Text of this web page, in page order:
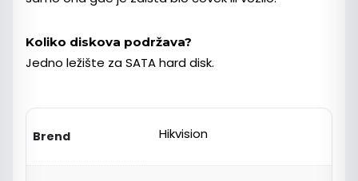
Koliko diskova podržava?
Jedno ležište za SATA hard disk.
Brend Hikvision